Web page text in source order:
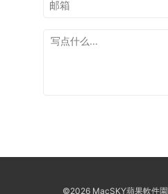
©2026 MacSKY蘋果軟件園